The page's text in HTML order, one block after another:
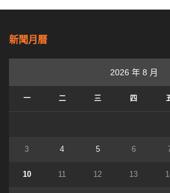
新聞月曆
2026 年 8 月
一 二 三 四
3 4 5 6
10 11 12 13